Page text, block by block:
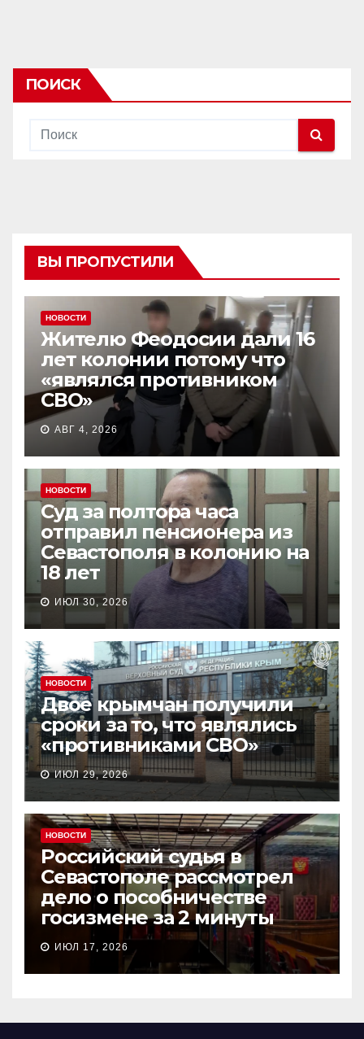
ПОИСК
ВЫ ПРОПУСТИЛИ
НОВОСТИ
Жителю Феодосии дали 16
лет колонии потому что
«являлся противником
СВО»
АВГ 4, 2026
НОВОСТИ
Суд за полтора часа
отправил пенсионера из
Севастополя в колонию на
18 лет
ИЮЛ 30, 2026
НОВОСТИ
Двое крымчан получили
сроки за то, что являлись
«противниками СВО»
ИЮЛ 29, 2026
НОВОСТИ
Российский судья в
Севастополе рассмотрел
дело о пособничестве
госизмене за 2 минуты
ИЮЛ 17, 2026